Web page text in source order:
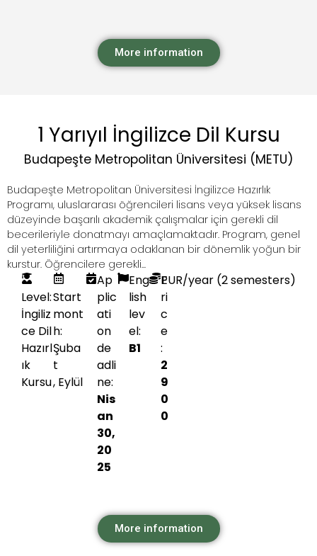
More information
1 Yarıyıl İngilizce Dil Kursu
Budapeşte Metropolitan Üniversitesi (METU)
Budapeşte Metropolitan Üniversitesi İngilizce Hazırlık
Programı, uluslararası öğrencileri lisans veya yüksek lisans
düzeyinde başarılı akademik çalışmalar için gerekli dil
becerileriyle donatmayı amaçlamaktadır. Program, genel
dil yeterliliğini artırmaya odaklanan bir dönemlik yoğun bir
kurstur. Öğrencilere gerekli...
Level:
İngiliz
ce Dil
Hazırl
ık
Kursu
Start
mont
h:
Şuba
t
, Eylül
Ap
plic
ati
on
de
adli
ne:
Nis
an
30,
20
25
Eng
lish
lev
el:
B1
P
ri
c
e
:
2
9
0
0
EUR/year (2 semesters)
More information